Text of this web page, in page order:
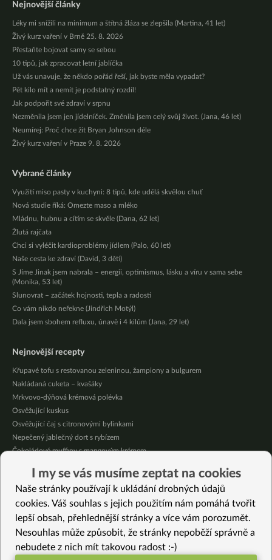
Nejnovější články
Léky mi snížili na minimum a štítná žláza se zlepšila (Martina, 41 let)
Živý kurz vaření v Brně 25. 8. 2026
Přestaňte bojovat samy se sebou
10 tipů, jak zpracovat letní jablíčka
Už vás unavuje, že někdo pořád řeší, jak byste měla vypadat?
Pět kilo mít a nemít je podstatný rozdíl!
Jak podpořit své zdraví v srpnu
Nezměnila jsem jen jídelníček. Změnila jsem celý svůj život. (Jana, 46 let)
Neumírej: Proč chce žít Bryan Johnson déle
Živý kurz vaření v Praze 9. 8. 2026
Vybrané články
Využití miso pasty v kuchyni: 8 tipů, kde udělá skvělou chuť
Nová studie říká: Omezte maso a mléko
Mládnu, hubnu a cítím se skvěle (Dana, 62 let)
Žlutá rajčata
Chci si vyléčit kardioproblémy jídlem (Palo, 60 let)
Naše cesta ke zdraví (David, 3 děti)
S Jíme Jinak jsem nabrala – energii, optimismus, lásku a víru v sama sebe
(Monika, 53 let)
Slunovrat – začátek hojnosti, tepla a radosti
Co vám nikdo neřekne (Jindřich Motýl)
Dala jsem sbohem refluxu, únavě i 4 kilům (Jana, 29 let)
Nejnovější recepty
Křupavé tofu s restovanou zeleninou, žampiony a bulgurem
Nakládaná cuketa – kvašáky
Mrkvovo-dýňová krémová polévka
Osvěžující kuskus
Osvěžující čaj s citronovými bylinkami
Nepečený jablečný dort s rybízem
Čokoládové muffiny s mangovým krémem
Krémová zeleninová polévka s koprem a vločkami
Celozrnná rýže basmati se zeleninou
Vybrané recepty
Zaru Soba
I my se vás musíme zeptat na cookies
Naše stránky používají k ukládání drobných údajů
cookies. Váš souhlas s jejich použitím nám pomáhá tvořit
lepší obsah, přehlednější stránky a více vám porozumět.
Nesouhlas může způsobit, že stránky nepoběží správně a
nebudete z nich mít takovou radost :-)